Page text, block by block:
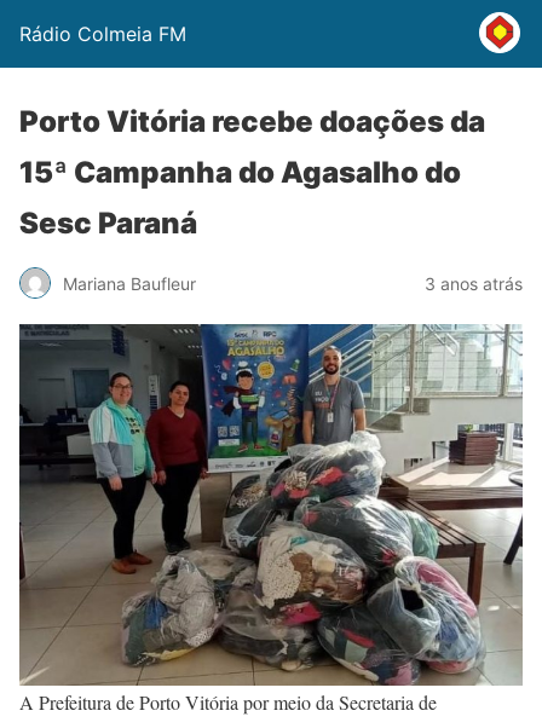
Rádio Colmeia FM
Porto Vitória recebe doações da
15ª Campanha do Agasalho do
Sesc Paraná
Mariana Baufleur 3 anos atrás
A Prefeitura de Porto Vitória por meio da Secretaria de